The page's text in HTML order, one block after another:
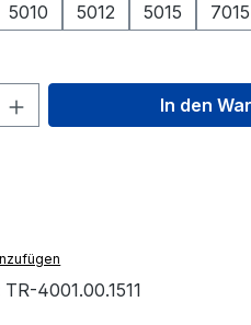
5010 5012 5015 7015
Gib denIn den
TR-4001.00.1511